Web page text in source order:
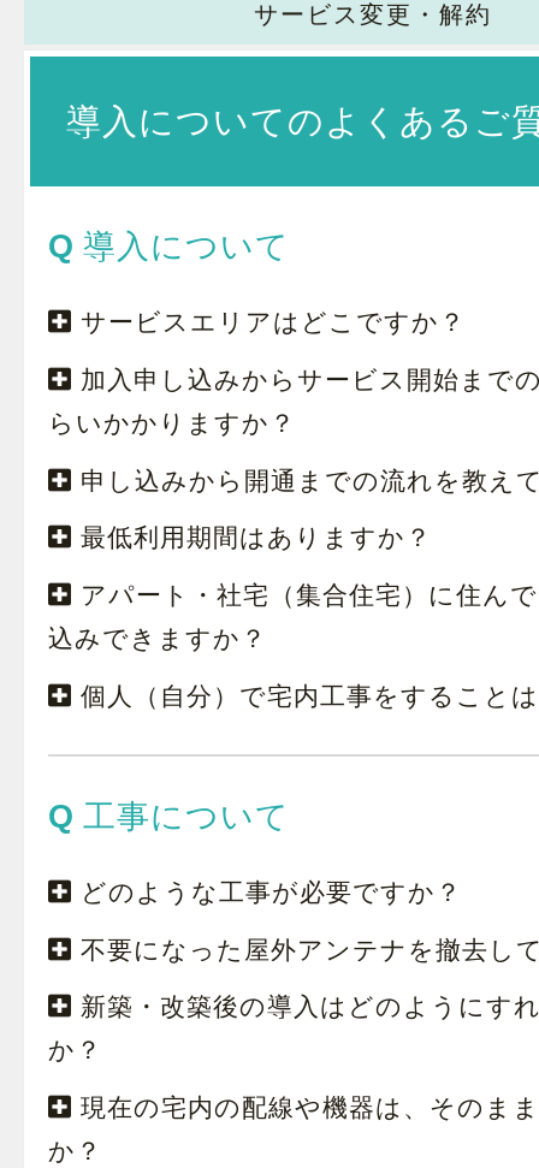
サービス変更・解約
導入についてのよくあるご
導入について
サービスエリアはどこですか？
加入申し込みからサービス開始まで
らいかかりますか？
申し込みから開通までの流れを教え
最低利用期間はありますか？
アパート・社宅（集合住宅）に住ん
込みできますか？
個人（自分）で宅内工事をすること
工事について
どのような工事が必要ですか？
不要になった屋外アンテナを撤去し
新築・改築後の導入はどのようにす
か？
現在の宅内の配線や機器は、そのま
か？